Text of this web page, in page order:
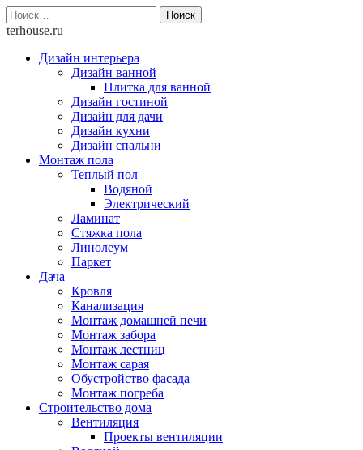
Skip
to
Найти:
terhouse.ru
Дизайн интерьера
Дизайн ванной
Плитка для ванной
Дизайн гостиной
Дизайн для дачи
Дизайн кухни
Дизайн спальни
Монтаж пола
Теплый пол
Водяной
Электрический
Ламинат
Стяжка пола
Линолеум
Паркет
Дача
Кровля
Канализация
Монтаж домашней печи
Монтаж забора
Монтаж лестниц
Монтаж сарая
Обустройство фасада
Монтаж погреба
Строительство дома
Вентиляция
Проекты вентиляции